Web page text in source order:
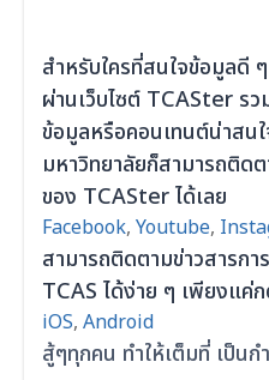
สำหรับใครที่สนใจข้อมูลดี
ผ่านเว็บไซต์ TCASter รว
ข้อมูลหรือคอนเทนต์น่าสนใ
มหาวิทยาลัยก็สามารถติด
ของ TCASter ได้เลย
Facebook, Youtube,
สามารถติดตามข่าวสารก
TCAS ได้ง่าย ๆ เพียงแค่
iOS, Android
สู้ๆทุกคน ทำให้เต็มที่ เป็นก